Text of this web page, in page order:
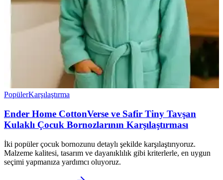
PopülerKarşılaştırma
Ender Home CottonVerse ve Safir Tiny Tavşan
Kulaklı Çocuk Bornozlarının Karşılaştırması
İki popüler çocuk bornozunu detaylı şekilde karşılaştırıyoruz.
Malzeme kalitesi, tasarım ve dayanıklılık gibi kriterlerle, en uygun
seçimi yapmanıza yardımcı oluyoruz.